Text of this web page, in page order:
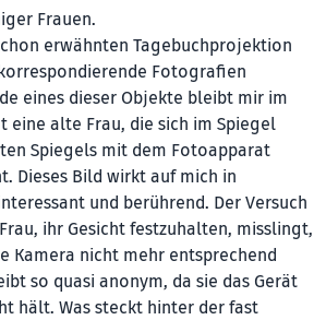
Frauen.
erwähnten Tagebuchprojektion
Fotografien
eines dieser Objekte bleibt mir im
eine alte Frau, die sich im Spiegel
Spiegels mit dem Fotoapparat
Dieses Bild wirkt auf mich in
und berührend. Der Versuch
ihr Gesicht festzuhalten, misslingt,
Kamera nicht mehr entsprechend
so quasi anonym, da sie das Gerät
hält. Was steckt hinter der fast